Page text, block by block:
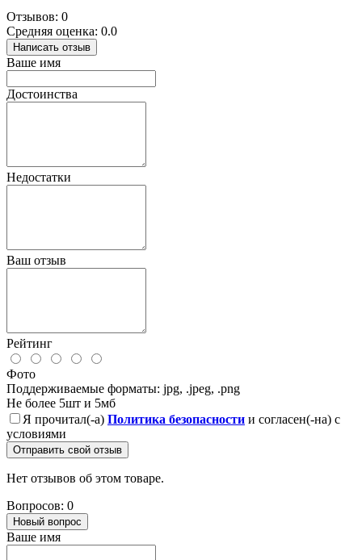
Отзывов: 0
Средняя оценка: 0.0
Написать отзыв
Ваше имя
Достоинства
Недостатки
Ваш отзыв
Рейтинг
Фото
Поддерживаемые форматы: jpg, .jpeg, .png
Не более 5шт и 5мб
Я прочитал(-а) Политика безопасности и согласен(-на) с
условиями
Отправить свой отзыв
Нет отзывов об этом товаре.
Вопросов: 0
Новый вопрос
Ваше имя